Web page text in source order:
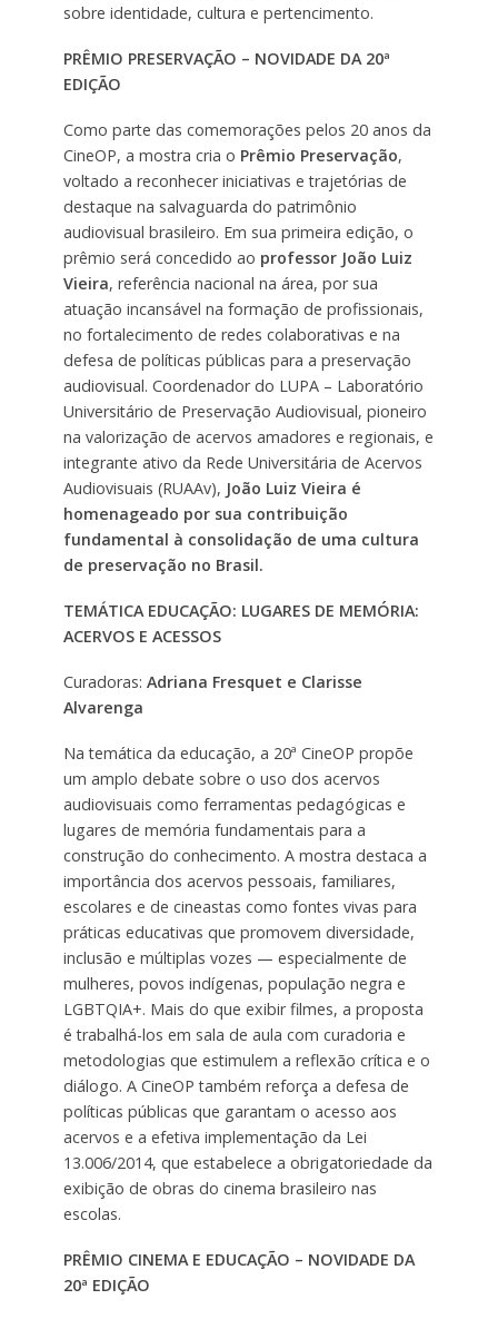
sobre identidade, cultura e pertencimento.
PRÊMIO PRESERVAÇÃO – NOVIDADE DA 20ª
EDIÇÃO
Como parte das comemorações pelos 20 anos da
CineOP, a mostra cria o Prêmio Preservação,
voltado a reconhecer iniciativas e trajetórias de
destaque na salvaguarda do patrimônio
audiovisual brasileiro. Em sua primeira edição, o
prêmio será concedido ao professor João Luiz
Vieira, referência nacional na área, por sua
atuação incansável na formação de profissionais,
no fortalecimento de redes colaborativas e na
defesa de políticas públicas para a preservação
audiovisual. Coordenador do LUPA – Laboratório
Universitário de Preservação Audiovisual, pioneiro
na valorização de acervos amadores e regionais, e
integrante ativo da Rede Universitária de Acervos
Audiovisuais (RUAAv), João Luiz Vieira é
homenageado por sua contribuição
fundamental à consolidação de uma cultura
de preservação no Brasil.
TEMÁTICA EDUCAÇÃO: LUGARES DE MEMÓRIA:
ACERVOS E ACESSOS
Curadoras: Adriana Fresquet e Clarisse
Alvarenga
Na temática da educação, a 20ª CineOP propõe
um amplo debate sobre o uso dos acervos
audiovisuais como ferramentas pedagógicas e
lugares de memória fundamentais para a
construção do conhecimento. A mostra destaca a
importância dos acervos pessoais, familiares,
escolares e de cineastas como fontes vivas para
práticas educativas que promovem diversidade,
inclusão e múltiplas vozes — especialmente de
mulheres, povos indígenas, população negra e
LGBTQIA+. Mais do que exibir filmes, a proposta
é trabalhá-los em sala de aula com curadoria e
metodologias que estimulem a reflexão crítica e o
diálogo. A CineOP também reforça a defesa de
políticas públicas que garantam o acesso aos
acervos e a efetiva implementação da Lei
13.006/2014, que estabelece a obrigatoriedade da
exibição de obras do cinema brasileiro nas
escolas.
PRÊMIO CINEMA E EDUCAÇÃO – NOVIDADE DA
20ª EDIÇÃO